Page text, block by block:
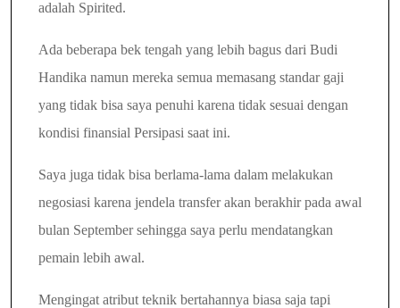
adalah Spirited.
Ada beberapa bek tengah yang lebih bagus dari Budi
Handika namun mereka semua memasang standar gaji
yang tidak bisa saya penuhi karena tidak sesuai dengan
kondisi finansial Persipasi saat ini.
Saya juga tidak bisa berlama-lama dalam melakukan
negosiasi karena jendela transfer akan berakhir pada awal
bulan September sehingga saya perlu mendatangkan
pemain lebih awal.
Mengingat atribut teknik bertahannya biasa saja tapi